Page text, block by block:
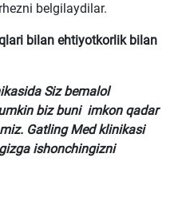
belgilaydilar.
bilan ehtiyotkorlik bilan
Siz bemalol
biz buni imkon qadar
Gatling Med klinikasi
ishonchingizni